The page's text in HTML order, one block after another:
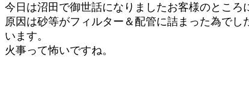
今日は沼田で御世話になりましたお客様のところ
原因は砂等がフィルター＆配管に詰まった為で
います。
火事って怖いですね。